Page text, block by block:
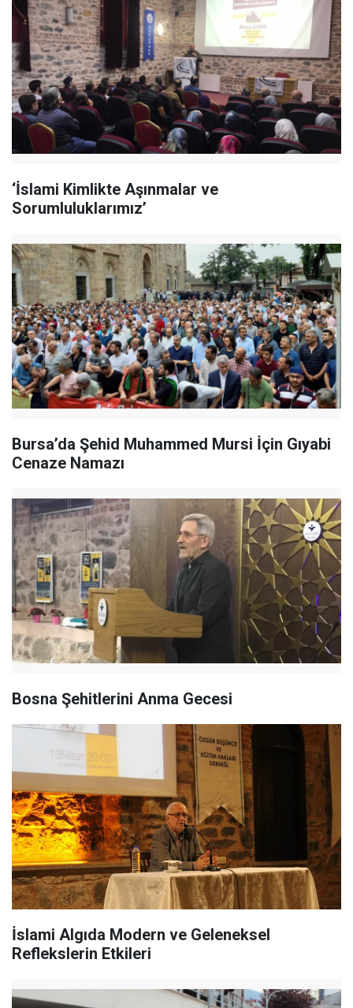
‘İslami Kimlikte Aşınmalar ve
Sorumluluklarımız’
Bursa’da Şehid Muhammed Mursi İçin Gıyabi
Cenaze Namazı
Bosna Şehitlerini Anma Gecesi
İslami Algıda Modern ve Geleneksel
Reflekslerin Etkileri